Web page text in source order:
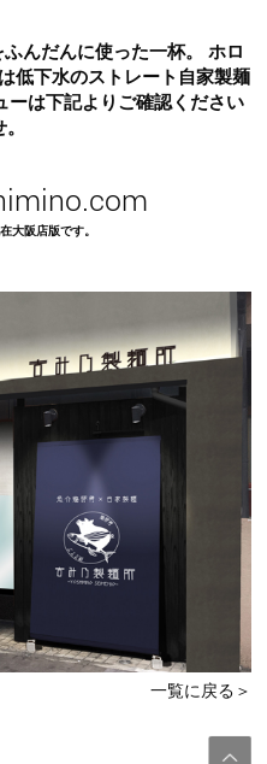
んだんに使った一杯。 ホロ
低下水のストレート自家製麺
ーは下記よりご確認ください
大阪店版です。
一覧に戻る＞